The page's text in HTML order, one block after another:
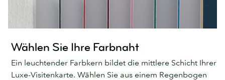
Wählen Sie Ihre Farbnaht
Ein leuchtender Farbkern bildet die mittlere Schicht Ihrer
Luxe-Visitenkarte. Wählen Sie aus einem Regenbogen